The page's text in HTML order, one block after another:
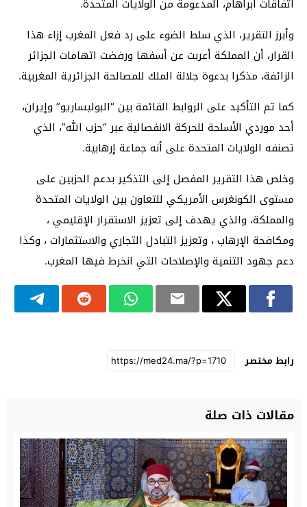
اتفاقات أبراهام، المدعومة من الولايات المتحدة.
وأبرز التقرير، الذي سلط الضوء على رد فعل المغرب إزاء هذا
القرار، أن المملكة أعربت عن أسفها ورفضت اتهامات الجزائر
الزائفة، مذكرا بدعوة جلالة الملك للمصالحة الجزائرية المغربية.
كما تم التأكيد على الروابط القائمة بين “البوليساريو” وإيران،
أحد موردي الأسلحة للحركة الانفصالية عبر “حزب الله”، الذي
تصنفه الولايات المتحدة على أنه جماعة إرهابية.
وخلص هذا التقرير المفصل إلى التذكير بدعم الحزبين على
مستوى الكونغرس الأمريكي للتعاون بين الولايات المتحدة
والمملكة، والذي يهدف إلى تعزيز الاستقرار الإقليمي ،
ومكافحة الإرهاب ، وتعزيز التبادل التجاري والاستثمارات ، وكذا
دعم جهود التنمية والإصلاحات التي انخرط فيها المغرب.
رابط مختصر
مقالات ذات صلة